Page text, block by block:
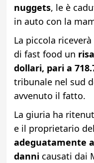
nuggets, le è
in auto con la
La piccola
di fast food un
dollari, pari a
tribunale nel sud
avvenuto il fatto.
La giuria ha
e il proprietario
adeguatamente
dannicausati dai